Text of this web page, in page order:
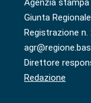
Agenzia stampa
Giunta
Registrazione
Direttore
Redazione